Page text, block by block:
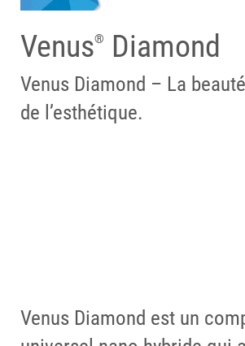
Venus® Diamond
Venus Diamond – La
de l’esthétique.
Nouvel
Venus
Venus Diamond est un